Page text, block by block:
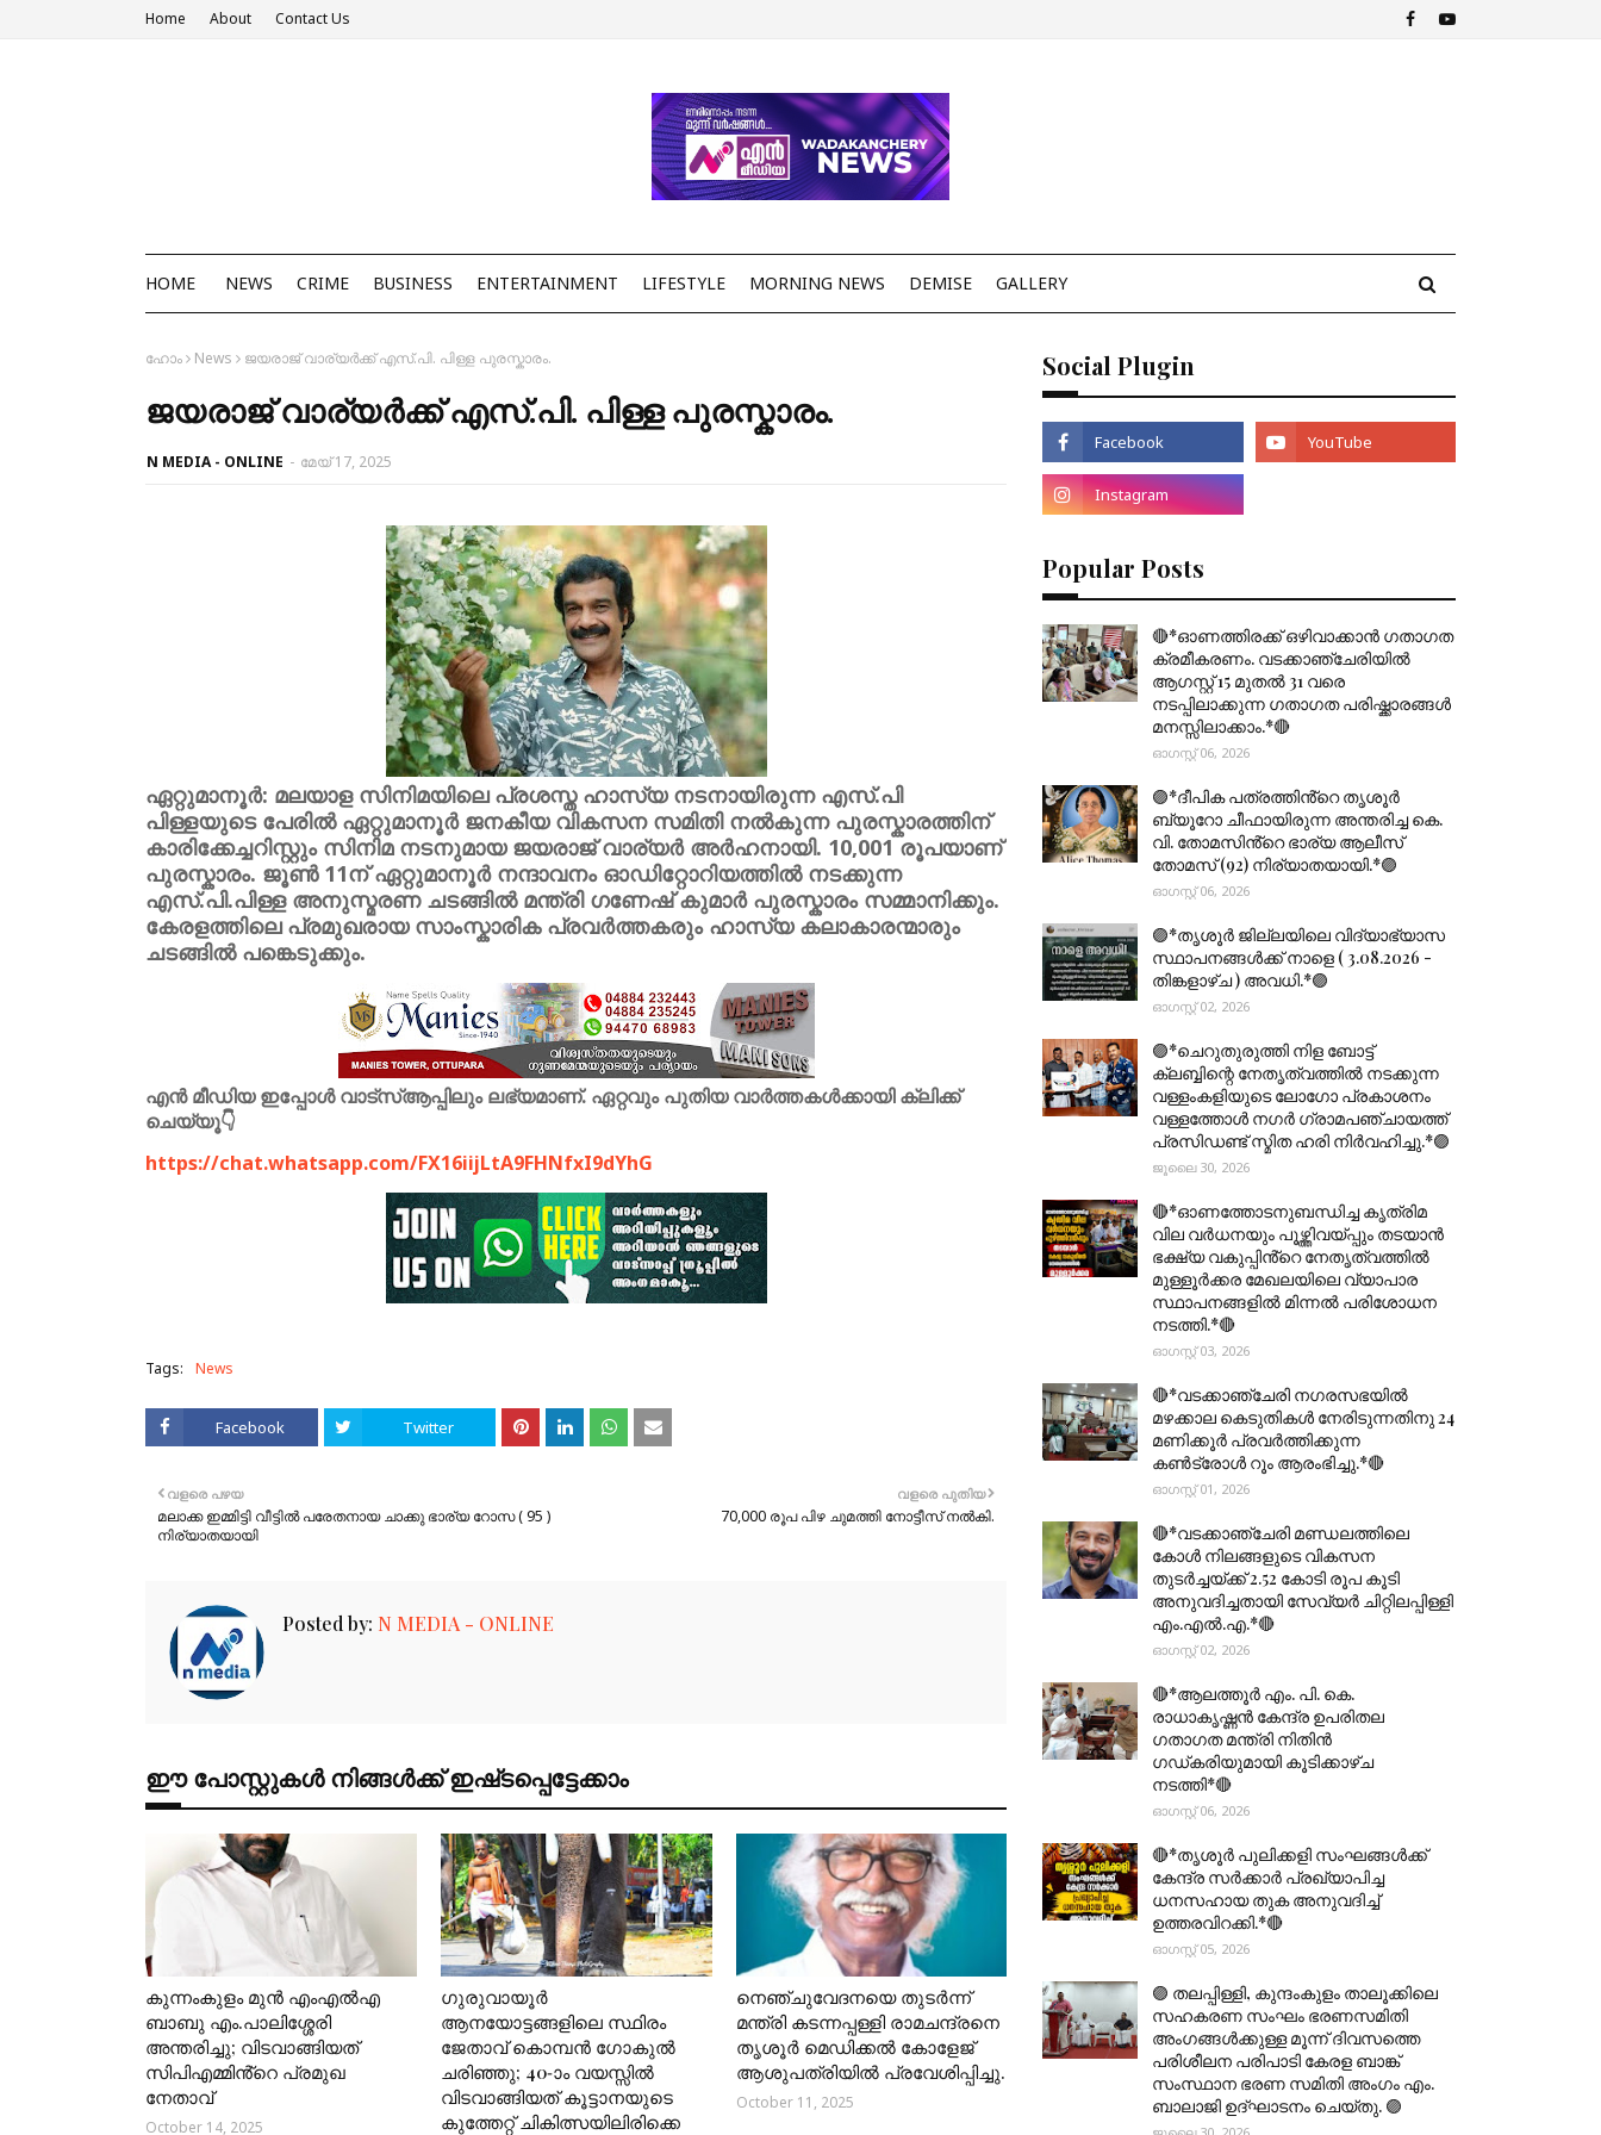
Home About Contact Us
HOME NEWS CRIME BUSINESS ENTERTAINMENT LIFESTYLE MORNING NEWS DEMISE GALLERY
ഹോം News ജയരാജ് വാര്യർക്ക് എസ്.പി. പിള്ള പുരസ്കാരം.
ജയരാജ് വാര്യർക്ക് എസ്.പി. പിള്ള പുരസ്കാരം.
N MEDIA - ONLINE - മേയ് 17, 2025
ഏറ്റുമാനൂർ: മലയാള സിനിമയിലെ പ്രശസ്ത ഹാസ്യ നടനായിരുന്ന എസ്.പി
പിള്ളയുടെ പേരിൽ ഏറ്റുമാനൂർ ജനകീയ വികസന സമിതി നൽകുന്ന പുരസ്കാരത്തിന്
കാരിക്കേച്ചറിസ്റ്റും സിനിമ നടനുമായ ജയരാജ് വാര്യർ അർഹനായി. 10,001 രൂപയാണ്
പുരസ്കാരം. ജൂൺ 11ന് ഏറ്റുമാനൂർ നന്ദാവനം ഓഡിറ്റോറിയത്തിൽ നടക്കുന്ന
എസ്.പി.പിള്ള അനുസ്മരണ ചടങ്ങിൽ മന്ത്രി ഗണേഷ് കുമാർ പുരസ്കാരം സമ്മാനിക്കും.
കേരളത്തിലെ പ്രമുഖരായ സാംസ്കാരിക പ്രവർത്തകരും ഹാസ്യ കലാകാരന്മാരും
ചടങ്ങിൽ പങ്കെടുക്കും.
എൻ മീഡിയ ഇപ്പോൾ വാട്സ്ആപ്പിലും ലഭ്യമാണ്. ഏറ്റവും പുതിയ വാർത്തകൾക്കായി ക്ലിക്ക്
ചെയ്യൂ👇
https://chat.whatsapp.com/FX16iijLtA9FHNfxI9dYhG
Tags: News
Facebook Twitter
വളരെ പുതിയ
70,000 രൂപ പിഴ ചുമത്തി നോട്ടീസ് നൽകി.
വളരെ പഴയ
മലാക്ക ഇമ്മിട്ടി വീട്ടിൽ പരേതനായ ചാക്കു ഭാര്യ റോസ ( 95 )
നിര്യാതയായി
Posted by: N MEDIA - ONLINE
ഈ പോസ്റ്റുകൾ നിങ്ങൾക്ക് ഇഷ്‌‌ടപ്പെട്ടേക്കാം
കുന്നംകുളം മുൻ എംഎൽഎ
ബാബു എം.പാലിശ്ശേരി
അന്തരിച്ചു; വിടവാങ്ങിയത്
സിപിഎമ്മിൻ്റെ പ്രമുഖ
നേതാവ്
October 14, 2025
ഗുരുവായൂർ
ആനയോട്ടങ്ങളിലെ സ്ഥിരം
ജേതാവ് കൊമ്പൻ ഗോകുൽ
ചരിഞ്ഞു; 40-ാം വയസ്സിൽ
വിടവാങ്ങിയത് കൂട്ടാനയുടെ
കുത്തേറ്റ് ചികിത്സയിലിരിക്കെ
നെഞ്ചുവേദനയെ തുടർന്ന്
മന്ത്രി കടന്നപ്പള്ളി രാമചന്ദ്രനെ
തൃശൂർ മെഡിക്കൽ കോളേജ്
ആശുപത്രിയിൽ പ്രവേശിപ്പിച്ചു.
October 11, 2025
Social Plugin
Popular Posts
🔴*ഓണത്തിരക്ക് ഒഴിവാക്കാൻ ഗതാഗത
ക്രമീകരണം. വടക്കാഞ്ചേരിയിൽ
ആഗസ്റ്റ് 15 മുതല്‍ 31 വരെ
നടപ്പിലാക്കുന്ന ഗതാഗത പരിഷ്ക്കാരങ്ങൾ
മനസ്സിലാക്കാം.*🔴
ഓഗസ്റ്റ് 06, 2026
🟣*ദീപിക പത്രത്തിൻ്റെ തൃശൂർ
ബ്യൂറോ ചീഫായിരുന്ന അന്തരിച്ച കെ.
വി. തോമസിൻ്റെ ഭാര്യ ആലീസ്
തോമസ് (92) നിര്യാതയായി.*🟣
ഓഗസ്റ്റ് 06, 2026
🟣*തൃശൂര്‍ ജില്ലയിലെ വിദ്യാഭ്യാസ
സ്ഥാപനങ്ങൾക്ക് നാളെ ( 3.08.2026 -
തിങ്കളാഴ്ച ) അവധി.*🟣
ഓഗസ്റ്റ് 02, 2026
🟣*ചെറുതുരുത്തി നിള ബോട്ട്
ക്ലബ്ബിന്റെ നേതൃത്വത്തിൽ നടക്കുന്ന
വള്ളംകളിയുടെ ലോഗോ പ്രകാശനം
വള്ളത്തോൾ നഗർ ഗ്രാമപഞ്ചായത്ത്
പ്രസിഡണ്ട് സ്മിത ഹരി നിർവഹിച്ചു.*🟣
ജൂലൈ 30, 2026
🔴*ഓണത്തോടനുബന്ധിച്ച കൃത്രിമ
വില വർധനയും പൂഴ്ത്തിവയ്പ്പും തടയാൻ
ഭക്ഷ്യ വകുപ്പിൻ്റെ നേതൃത്വത്തിൽ
മുള്ളൂർക്കര മേഖലയിലെ വ്യാപാര
സ്ഥാപനങ്ങളിൽ മിന്നൽ പരിശോധന
നടത്തി.*🔴
ഓഗസ്റ്റ് 03, 2026
🔴*വടക്കാഞ്ചേരി നഗരസഭയിൽ
മഴക്കാല കെടുതികൾ നേരിടുന്നതിനു 24
മണിക്കൂർ പ്രവർത്തിക്കുന്ന
കൺട്രോൾ റൂം ആരംഭിച്ചു.*🔴
ഓഗസ്റ്റ് 01, 2026
🔴*വടക്കാഞ്ചേരി മണ്ഡലത്തിലെ
കോൾ നിലങ്ങളുടെ വികസന
തുടർച്ചയ്ക്ക് 2.52 കോടി രൂപ കൂടി
അനുവദിച്ചതായി സേവ്യർ ചിറ്റിലപ്പിള്ളി
എം.എൽ.എ.*🔴
ഓഗസ്റ്റ് 02, 2026
🔴*ആലത്തൂർ എം. പി. കെ.
രാധാകൃഷ്ണൻ കേന്ദ്ര ഉപരിതല
ഗതാഗത മന്ത്രി നിതിൻ
ഗഡ്കരിയുമായി കൂടിക്കാഴ്ച
നടത്തി*🔴
ഓഗസ്റ്റ് 06, 2026
🔴*തൃശൂര്‍ പുലിക്കളി സംഘങ്ങള്‍ക്ക്
കേന്ദ്ര സര്‍ക്കാര്‍ പ്രഖ്യാപിച്ച
ധനസഹായ തുക അനുവദിച്ച്
ഉത്തരവിറക്കി.*🔴
ഓഗസ്റ്റ് 05, 2026
🟣 തലപ്പിള്ളി, കുന്ദംകുളം താലൂക്കിലെ
സഹകരണ സംഘം ഭരണസമിതി
അംഗങ്ങൾക്കുള്ള മൂന്ന് ദിവസത്തെ
പരിശീലന പരിപാടി കേരള ബാങ്ക്
സംസ്ഥാന ഭരണ സമിതി അംഗം എം.
ബാലാജി ഉദ്ഘാടനം ചെയ്തു. 🟣